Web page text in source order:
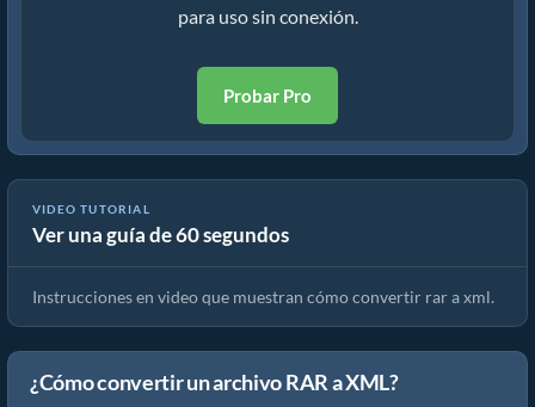
para uso sin conexión.
Probar Pro
VIDEO TUTORIAL
Ver una guía de 60 segundos
Cómo convertir RAR a archivo original (Guía sencilla)
Instrucciones en video que muestran cómo convertir rar a xml.
¿Cómo convertir un archivo RAR a XML?